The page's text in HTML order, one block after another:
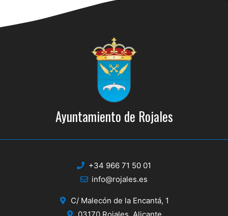
Ayuntamiento de Rojales
+34 966 71 50 01
info@rojales.es
C/ Malecón de la Encantá, 1